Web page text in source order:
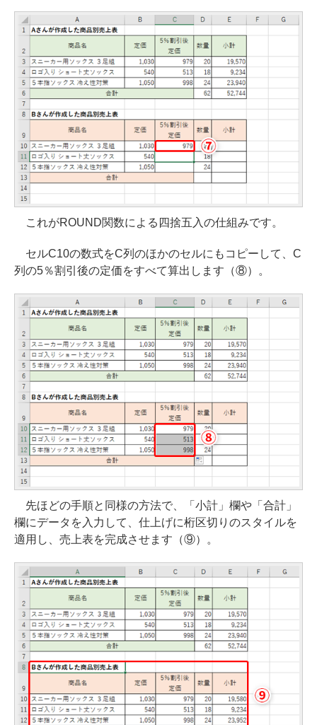
これがROUND関数による四捨五入の仕組みです。
セルC10の数式をC列のほかのセルにもコピーして、C
列の5％割引後の定価をすべて算出します（⑧）。
先ほどの手順と同様の方法で、「小計」欄や「合計」
欄にデータを入力して、仕上げに桁区切りのスタイルを
適用し、売上表を完成させます（⑨）。